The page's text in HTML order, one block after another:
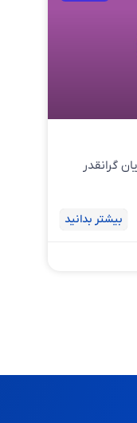
گرانقدر
بیشتر بدانید